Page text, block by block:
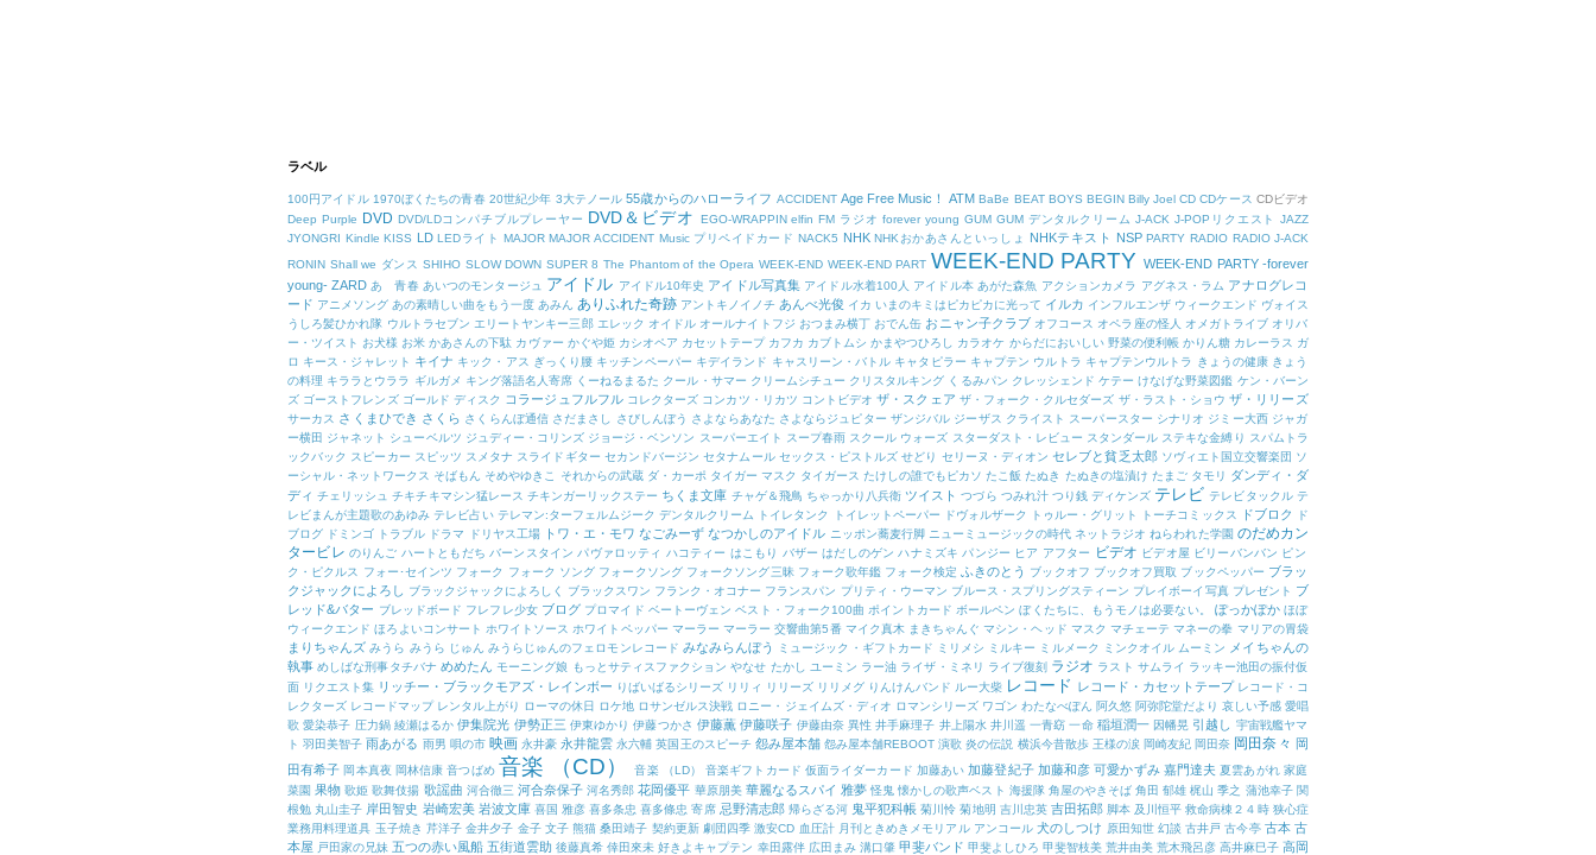
ラベル
100円アイドル 1970ぼくたちの青春 20世紀少年 3大テノール 55歳からのハローライフ ACCIDENT Age Free Music！ ATM BaBe BEAT BOYS BEGIN Billy Joel CD CDケース CDビデオ
Deep Purple DVD DVD/LDコンパチブルプレーヤー DVD＆ビデオ EGO-WRAPPIN elfin FM ラジオ forever young GUM GUM デンタルクリーム J-ACK J-POPリクエスト
JAZZ
JYONGRI Kindle KISS LD LEDライト MAJOR MAJOR ACCIDENT Music プリペイドカード NACK5 NHK NHKおかあさんといっしょ NHKテキスト NSP PARTY RADIO RADIO J-ACK
RONIN Shall we ダンス SHIHO SLOW DOWN SUPER 8 The Phantom of the Opera WEEK-END WEEK-END PART WEEK-END PARTY WEEK-END PARTY -forever
young- ZARD あゝ青春 あいつのモンタージュ アイドル アイドル10年史 アイドル写真集 アイドル水着100人 アイドル本 あがた森魚 アクションカメラ アグネス・ラム アナログレコ
ード アニメソング あの素晴しい曲をもう一度 あみん ありふれた奇跡 アントキノイノチ あんべ光俊 イカ いまのキミはピカピカに光って イルカ インフルエンザ ウィークエンド ヴォイス
うしろ髪ひかれ隊 ウルトラセブン エリートヤンキー三郎 エレック オイドル オールナイトフジ おつまみ横丁 おでん缶 おニャン子クラブ オフコース オペラ座の怪人 オメガトライブ オリバ
ー・ツイスト お犬様 お米 かあさんの下駄 カヴァー かぐや姫 カシオペア カセットテープ カフカ カブトムシ かまやつひろし カラオケ からだにおいしい 野菜の便利帳 かりん糖 カレーラス ガ
ロ キース・ジャレット キイナ キック・アス ぎっくり腰 キッチンペーパー キデイランド キャスリーン・バトル キャタピラー キャプテン ウルトラ キャプテンウルトラ きょうの健康 きょう
の料理 キララとウララ ギルガメ キング落語名人寄席 くーねるまるた クール・サマー クリームシチュー クリスタルキング くるみパン クレッシェンド ケテー けなげな野菜図鑑 ケン・バーン
ズ ゴーストフレンズ ゴールド ディスク コラージュフルフル コレクターズ コンカツ・リカツ コントビデオ ザ・スクェア ザ・フォーク・クルセダーズ ザ・ラスト・ショウ ザ・リリーズ
サーカス さくまひでき さくら さくらんぼ通信 さだまさし さびしんぼう さよならあなた さよならジュピター ザンジバル ジーザス クライスト スーパースター シナリオ ジミー大西 ジャガ
ー横田 ジャネット シューベルツ ジュディー・コリンズ ジョージ・ベンソン スーパーエイト スープ春雨 スクール ウォーズ スターダスト・レビュー スタンダール ステキな金縛り スパムトラ
ックバック スピーカー スピッツ スメタナ スライドギター セカンドバージン セタナムール セックス・ピストルズ せどり セリーヌ・ディオン セレブと貧乏太郎 ソヴィエト国立交響楽団 ソ
ーシャル・ネットワークス そばもん そめやゆきこ それからの武蔵 ダ・カーポ タイガー マスク タイガース たけしの誰でもピカソ たこ飯 たぬき たぬきの塩漬け たまご タモリ ダンディ・ダ
ディ チェリッシュ チキチキマシン猛レース チキンガーリックステー ちくま文庫 チャゲ＆飛鳥 ちゃっかり八兵衛 ツイスト つづら つみれ汁 つり銭 ディケンズ テレビ テレビタックル テ
レビまんが主題歌のあゆみ テレビ占い テレマン:ターフェルムジーク デンタルクリーム トイレタンク トイレットペーパー ドヴォルザーク トゥルー・グリット トーチコミックス ドブロク
ド
ブログ ドミンゴ トラブル ドラマ ドリヤス工場 トワ・エ・モワ なごみーず なつかしのアイドル ニッポン蕎麦行脚 ニューミュージックの時代 ネットラジオ ねらわれた学園 のだめカン
タービレ のりんご ハートともだち バーンスタイン パヴァロッティ ハコティー はこもり バザー はだしのゲン ハナミズキ パンジー ヒア アフター ビデオ ビデオ屋 ビリーバンバン ピン
ク・ピクルス
フォー･セインツ フォーク フォーク ソング フォークソング フォークソング三昧 フォーク歌年鑑 フォーク検定 ふきのとう ブックオフ ブックオフ買取 ブックペッパー ブラッ
クジャックによろし ブラックジャックによろしく ブラックスワン フランク・オコナー フランスパン プリティ・ウーマン ブルース・スプリングスティーン プレイボーイ写真 プレゼント ブ
レッド&バター ブレッドボード フレフレ少女 ブログ プロマイド ベートーヴェン ベスト・フォーク100曲 ポイントカード ボールペン ぼくたちに、もうモノは必要ない。 ぽっかぽか ほぼ
ウィークエンド ほろよいコンサート ホワイトソース ホワイトペッパー マーラー マーラー 交響曲第5番 マイク真木 まきちゃんぐ マシン・ヘッド マスク マチェーテ マネーの拳 マリアの胃袋
まりちゃんズ みうら みうら じゅん みうらじゅんのフェロモンレコード みなみらんぼう ミュージック・ギフトカード ミリメシ ミルキー ミルメーク ミンクオイル ムーミン
メイちゃんの
執事 めしばな刑事タチバナ めめたん モーニング娘 もっとサティスファクション やなせ たかし ユーミン ラー油 ライザ・ミネリ ライブ復刻 ラジオ ラスト サムライ ラッキー池田の振付仮
面 リクエスト集 リッチー・ブラックモアズ・レインボー りばいばるシリーズ リリィ リリーズ リリメグ りんけんバンド ルー大柴 レコード レコード・カセットテープ レコード・コ
レクターズ レコードマップ レンタル上がり ローマの休日 ロケ地 ロサンゼルス決戦 ロニー・ジェイムズ・ディオ ロマンシリーズ ワゴン わたなべぽん 阿久悠 阿弥陀堂だより 哀しい予感 愛唱
歌 愛染恭子 圧力鍋 綾瀬はるか 伊集院光 伊勢正三 伊東ゆかり 伊藤つかさ 伊藤薫 伊藤咲子 伊藤由奈 異性 井手麻理子 井上陽水 井川遥 一青窈 一命 稲垣潤一 因幡晃 引越し 宇宙戦艦ヤマ
ト 羽田美智子 雨あがる 雨男 唄の市 映画 永井豪 永井龍雲 永六輔 英国王のスピーチ 怨み屋本舗 怨み屋本舗REBOOT 演歌 炎の伝説 横浜今昔散歩 王様の涙 岡崎友紀 岡田奈 岡田奈々 岡
田有希子 岡本真夜 岡林信康 音つばめ 音楽 （CD） 音楽 （LD） 音楽ギフトカード 仮面ライダーカード 加藤あい 加藤登紀子 加藤和彦 可愛かずみ 嘉門達夫 夏雲あがれ 家庭
菜園 果物 歌姫 歌舞伎揚 歌謡曲 河合徹三 河合奈保子 河名秀郎 花岡優平 華原朋美 華麗なるスパイ 雅夢 怪鬼 懐かしの歌声ベスト 海援隊 角屋のやきそば 角田 郁雄 梶山 季之 蒲池幸子 関
根勉 丸山圭子 岸田智史 岩崎宏美 岩波文庫 喜国 雅彦 喜多条忠 喜多條忠 寄席 忌野清志郎 帰らざる河 鬼平犯科帳 菊川怜 菊地明 吉川忠英 吉田拓郎 脚本 及川恒平 救命病棟２４時 狭心症
業務用料理道具 玉子焼き 芹洋子 金井夕子 金子 文子 熊猫 桑田靖子 契約更新 劇団四季 激安CD 血圧計 月刊ときめきメモリアル アンコール 犬のしつけ 原田知世 幻談 古井戸 古今亭 古本 古
本屋 戸田家の兄妹 五つの赤い風船 五街道雲助 後藤真希 倖田來未 好きよキャプテン 幸田露伴 広田まみ 溝口肇 甲斐バンド 甲斐よしひろ 甲斐智枝美 荒井由美 荒木飛呂彦 高井麻巳子 高岡